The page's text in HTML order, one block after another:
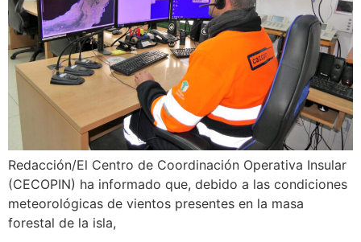
Redacción/El Centro de Coordinación Operativa Insular
(CECOPIN) ha informado que, debido a las condiciones
meteorológicas de vientos presentes en la masa
forestal de la isla,